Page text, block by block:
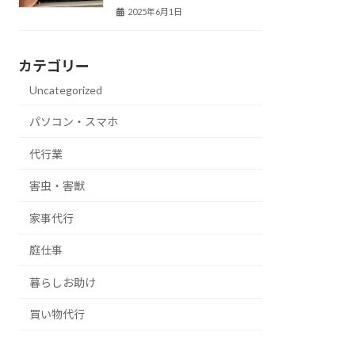
2025年6月1日
カテゴリー
Uncategorized
パソコン・スマホ
代行業
害虫・害獣
家事代行
庭仕事
暮らしお助け
買い物代行